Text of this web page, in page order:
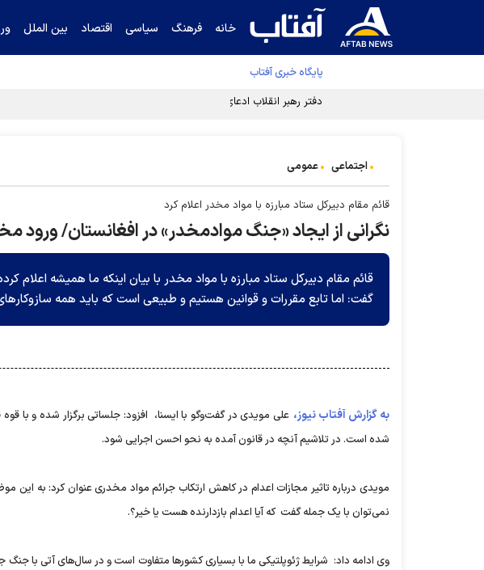
خانه فرهنگ سیاسی اقتصاد بین الملل
پایگاه خبری آفتاب
دفتر رهبر انقلاب ادعای خرازی درباره پزشکیان را تکذیب کرد
اجتماعی عمومی
قائم مقام دبیرکل ستاد مبارزه با مواد مخدر اعلام کرد
نگرانی از ایجاد «جنگ موادمخدر» در افغانستان/ ورود
قائم مقام دبیرکل ستاد مبارزه با مواد مخدر با بیان اینکه ما همیشه
گفت: اما تابع مقررات و قوانین هستیم و طبیعی است که باید همه سازوکارهای
به گزارش آفتاب نیوز، علی مویدی در گفت‌وگو با ایسنا، افزود: جلساتی برگزار شده و با
شده است. در تلاشیم آنچه در قانون آمده به نحو احسن اجرایی شود.
مویدی درباره تاثیر مجازات اعدام در کاهش ارتکاب جرائم مواد مخدری عنوان کرد: به این
نمی‌توان با یک جمله گفت که آیا اعدام بازدارنده هست یا خیر؟.
وی ادامه داد: شرایط ژئوپلتیکی ما با بسیاری کشورها متفاوت است و در سال‌های آتی با جنگ